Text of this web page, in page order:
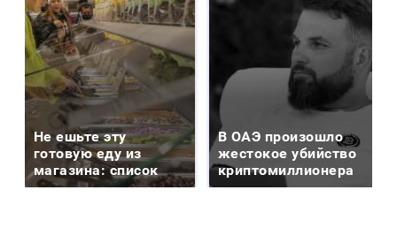
Не ешьте эту
готовую еду из
магазина: список
В ОАЭ произошло
жестокое убийство
криптомиллионера